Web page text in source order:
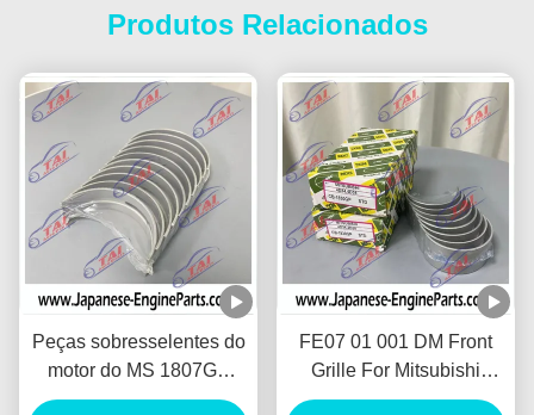
Produtos Relacionados
Peças sobresselentes do
motor do MS 1807GP
Mitsubishi para carregar
FE07 01 001 DM Front
Grille For Mitsubishi
Canter Fuso 4D31 4D30